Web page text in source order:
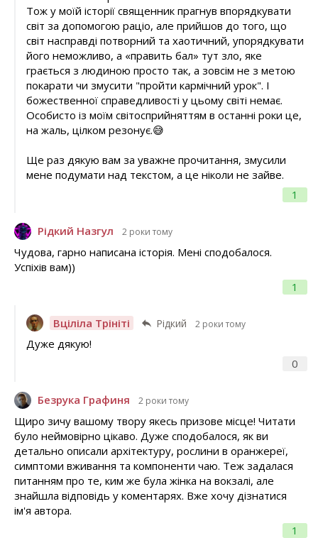
1
Тож у моїй історії священник прагнув впорядкувати
світ за допомогою раціо, але прийшов до того, що
світ насправді потворний та хаотичний, упорядкувати
його неможливо, а «править бал» тут зло, яке
грається з людиною просто так, а зовсім не з метою
покарати чи змусити "пройти кармічний урок". І
божественної справедливості у цьому світі немає.
Особисто із моїм світосприйняттям в останні роки це,
на жаль, цілком резонує.😅
Ще раз дякую вам за уважне прочитання, змусили
мене подумати над текстом, а це ніколи не зайве.
Рідкий Назгул 2 роки тому
1
Чудова, гарно написана історія. Мені сподобалося.
Успіхів вам))
Вціліла Трініті Рідкий 2 роки тому
0
Дуже дякую!
Безрука Графиня 2 роки тому
1
Щиро зичу вашому твору якесь призове місце! Читати
було неймовірно цікаво. Дуже сподобалося, як ви
детально описали архітектуру, рослини в оранжереї,
симптоми вживання та компоненти чаю. Теж задалася
питанням про те, ким же була жінка на вокзалі, але
знайшла відповідь у коментарях. Вже хочу дізнатися
ім'я автора.